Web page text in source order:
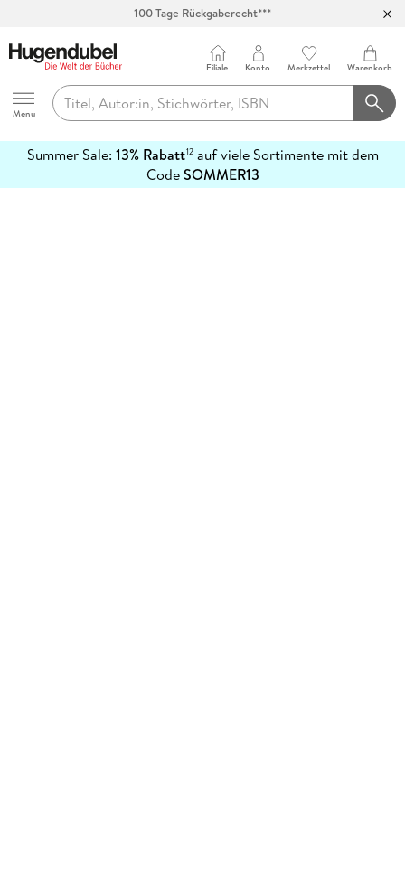
100 Tage Rückgaberecht***
Hugendubel
Menu
Filiale Konto Merkzettel Warenkorb
Summer Sale: 13% Rabatt12auf viele Sortimente mit dem
CodeSOMMER13
erfahren